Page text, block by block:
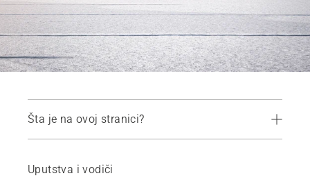
Šta je na ovoj stranici?
Serija članaka o travi na sportskim terenima
Uputstva i vodiči